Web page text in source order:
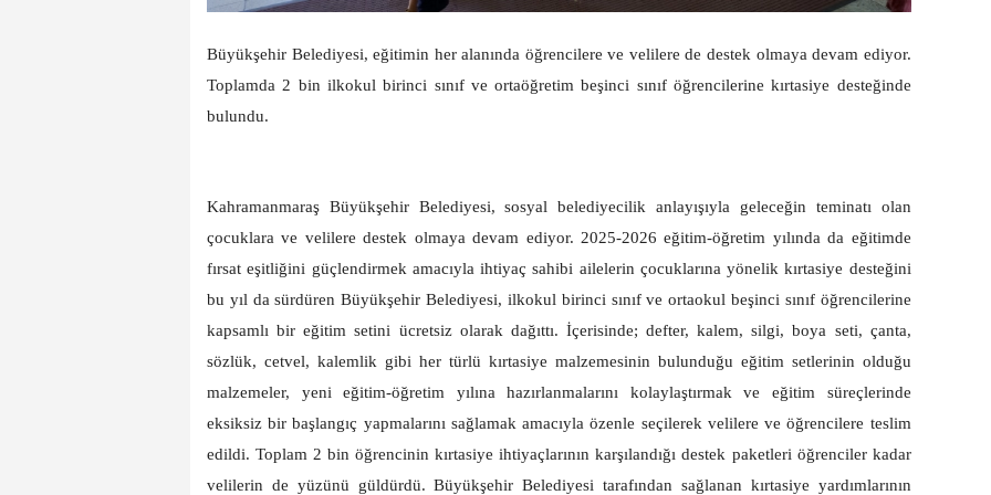
Büyükşehir Belediyesi, eğitimin her alanında öğrencilere ve velilere de destek olmaya devam ediyor.
Toplamda 2 bin ilkokul birinci sınıf ve ortaöğretim beşinci sınıf öğrencilerine kırtasiye desteğinde
bulundu.
Kahramanmaraş Büyükşehir Belediyesi, sosyal belediyecilik anlayışıyla geleceğin teminatı olan
çocuklara ve velilere destek olmaya devam ediyor. 2025-2026 eğitim-öğretim yılında da eğitimde
fırsat eşitliğini güçlendirmek amacıyla ihtiyaç sahibi ailelerin çocuklarına yönelik kırtasiye desteğini
bu yıl da sürdüren Büyükşehir Belediyesi, ilkokul birinci sınıf ve ortaokul beşinci sınıf öğrencilerine
kapsamlı bir eğitim setini ücretsiz olarak dağıttı. İçerisinde; defter, kalem, silgi, boya seti, çanta,
sözlük, cetvel, kalemlik gibi her türlü kırtasiye malzemesinin bulunduğu eğitim setlerinin olduğu
malzemeler, yeni eğitim-öğretim yılına hazırlanmalarını kolaylaştırmak ve eğitim süreçlerinde
eksiksiz bir başlangıç yapmalarını sağlamak amacıyla özenle seçilerek velilere ve öğrencilere teslim
edildi. Toplam 2 bin öğrencinin kırtasiye ihtiyaçlarının karşılandığı destek paketleri öğrenciler kadar
velilerin de yüzünü güldürdü. Büyükşehir Belediyesi tarafından sağlanan kırtasiye yardımlarının